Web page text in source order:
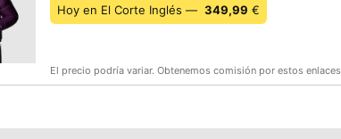
Hoy en El Corte Inglés — 349,99 €
El precio podría variar. Obtenemos comisión por estos enlaces